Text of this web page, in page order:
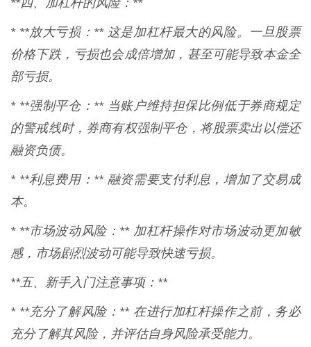
**四、加杠杆的风险：**
* **放大亏损：** 这是加杠杆最大的风险。一旦股票
价格下跌，亏损也会成倍增加，甚至可能导致本金全
部亏损。
* **强制平仓：** 当账户维持担保比例低于券商规定
的警戒线时，券商有权强制平仓，将股票卖出以偿还
融资负债。
* **利息费用：** 融资需要支付利息，增加了交易成
本。
* **市场波动风险：** 加杠杆操作对市场波动更加敏
感，市场剧烈波动可能导致快速亏损。
**五、新手入门注意事项：**
* **充分了解风险：** 在进行加杠杆操作之前，务必
充分了解其风险，并评估自身风险承受能力。